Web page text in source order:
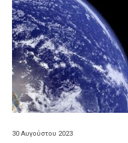
30 Αυγούστου 2023